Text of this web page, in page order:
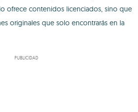
ofrece contenidos licenciados, sino que
originales que solo encontrarás en la
PUBLICIDAD